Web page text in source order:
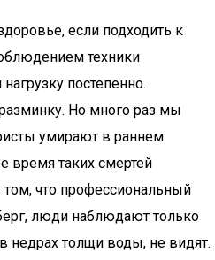
если подходить к
техники
постепенно.
Но много раз мы
умирают в раннем
время таких смертей
что профессиональный
люди наблюдают только
недрах толщи воды, не видят.